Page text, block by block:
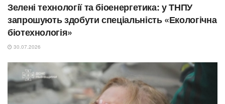
Зелені технології та біоенергетика: у ТНПУ
запрошують здобути спеціальність «Екологічна
біотехнологія»
30.07.2026